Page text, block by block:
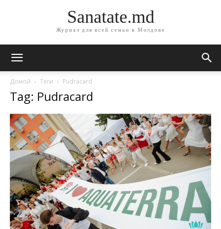
Sanatate.md
Журнал для всей семьи в Молдове
Домой Теги Pudracard
Tag: Pudracard